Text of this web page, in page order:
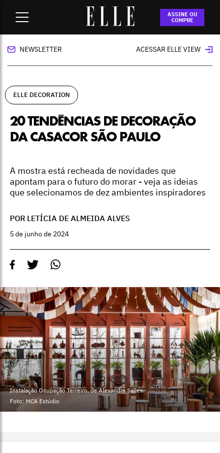
ASSINE OU
COMPRE
-20 tendências de decoração da
Casacor São Paulo
NEWSLETTER ACESSAR ELLE VIEW
ELLE DECORATION
20 TENDÊNCIAS DE DECORAÇÃO
DA CASACOR SÃO PAULO
A mostra está recheada de novidades que
apontam para o futuro do morar - veja as ideias
que selecionamos de dez ambientes inspiradores
POR LETÍCIA DE ALMEIDA ALVES
5 de junho de 2024
Instalação Ocupação Terreiro, de Alexandre Salles.
Foto: MCA Estúdio